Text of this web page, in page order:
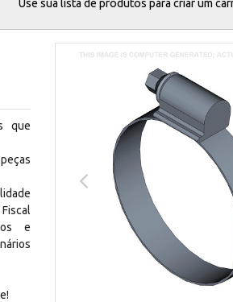
Use sua lista de produtos para criar um
que
e